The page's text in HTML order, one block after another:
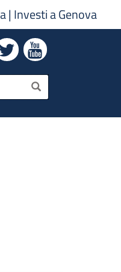
| Investi a Genova
CERCA